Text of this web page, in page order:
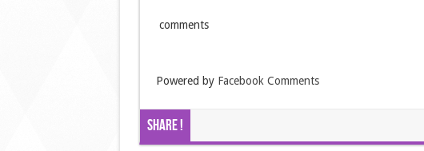
comments
Powered by Facebook Comments
Share !